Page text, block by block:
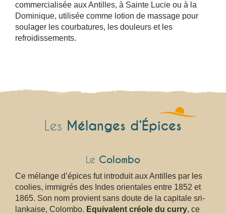
commercialisée aux Antilles, à Sainte Lucie ou à la
Dominique, utilisée comme lotion de massage pour
soulager les courbatures, les douleurs et les
refroidissements.
Les Mélanges d’Épices
Le Colombo
Ce mélange d’épices fut introduit aux Antilles par les
coolies, immigrés des Indes orientales entre 1852 et
1865. Son nom provient sans doute de la capitale sri-
lankaise, Colombo. Equivalent créole du curry, ce